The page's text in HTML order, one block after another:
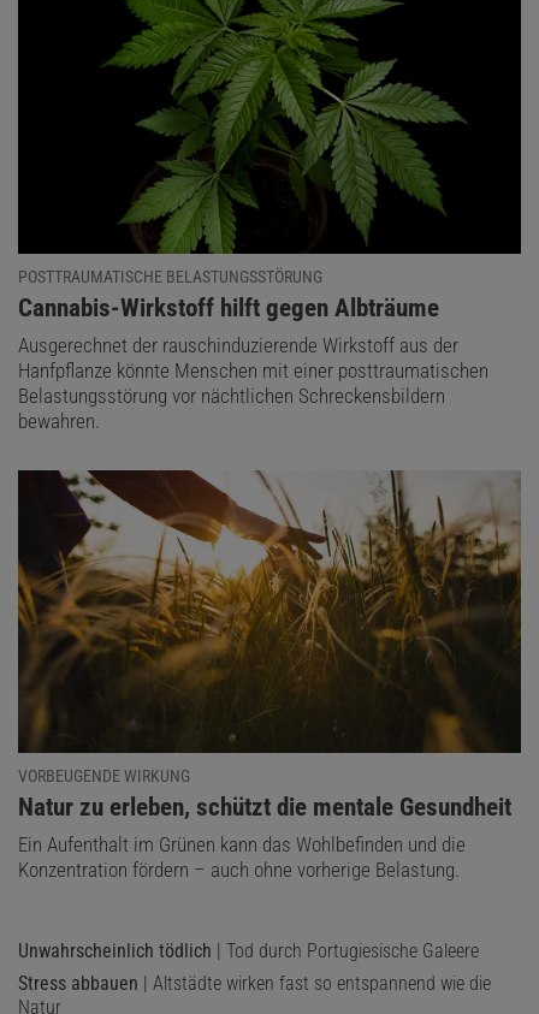
POSTTRAUMATISCHE BELASTUNGSSTÖRUNG
:
Cannabis-Wirkstoff hilft gegen Albträume
Ausgerechnet der rauschinduzierende Wirkstoff aus der
Hanfpflanze könnte Menschen mit einer posttraumatischen
Belastungsstörung vor nächtlichen Schreckensbildern
bewahren.
VORBEUGENDE WIRKUNG
:
Natur zu erleben, schützt die mentale Gesundheit
Ein Aufenthalt im Grünen kann das Wohlbefinden und die
Konzentration fördern – auch ohne vorherige Belastung.
Unwahrscheinlich tödlich | Tod durch Portugiesische Galeere
Stress abbauen | Altstädte wirken fast so entspannend wie die
Natur